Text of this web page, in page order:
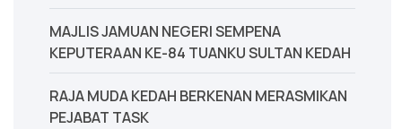
MAJLIS JAMUAN NEGERI SEMPENA
KEPUTERAAN KE-84 TUANKU SULTAN KEDAH
‎RAJA MUDA KEDAH BERKENAN MERASMIKAN
PEJABAT TASK